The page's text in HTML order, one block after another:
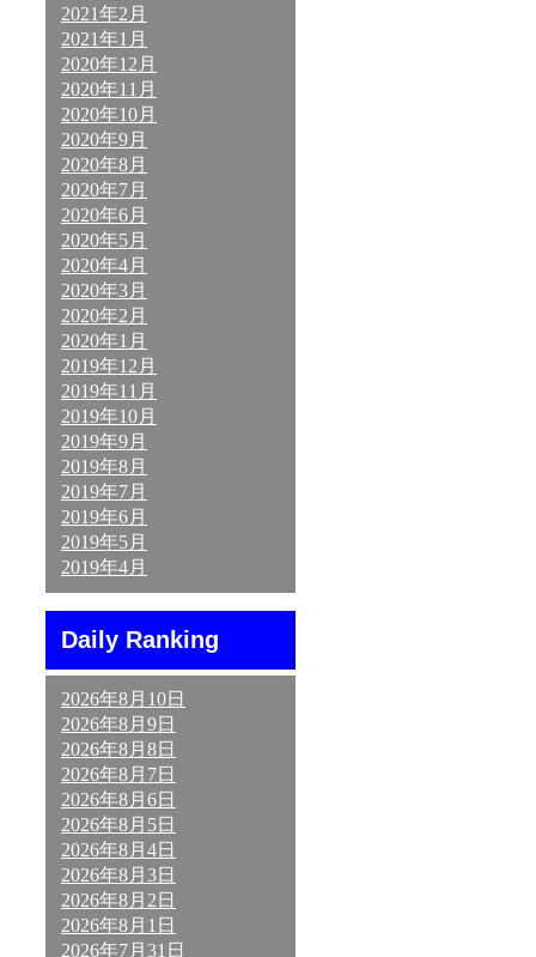
2021年2月
2021年1月
2020年12月
2020年11月
2020年10月
2020年9月
2020年8月
2020年7月
2020年6月
2020年5月
2020年4月
2020年3月
2020年2月
2020年1月
2019年12月
2019年11月
2019年10月
2019年9月
2019年8月
2019年7月
2019年6月
2019年5月
2019年4月
Daily Ranking
2026年8月10日
2026年8月9日
2026年8月8日
2026年8月7日
2026年8月6日
2026年8月5日
2026年8月4日
2026年8月3日
2026年8月2日
2026年8月1日
2026年7月31日